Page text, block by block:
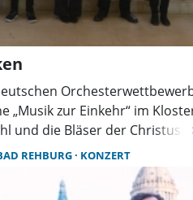
„Musik zur Einkehr“ im
und die Bläser der
ein.
REHBURG KONZERT